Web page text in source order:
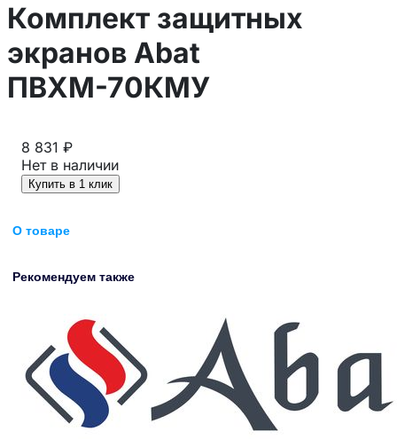
Комплект защитных
экранов Abat
ПВХМ-70КМУ
8 831 ₽
Нет в наличии
Купить в 1 клик
О товаре
Рекомендуем также